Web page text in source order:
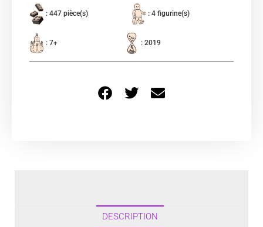
: 447 pièce(s) : 4 figurine(s)
: 7+ : 2019
DESCRIPTION